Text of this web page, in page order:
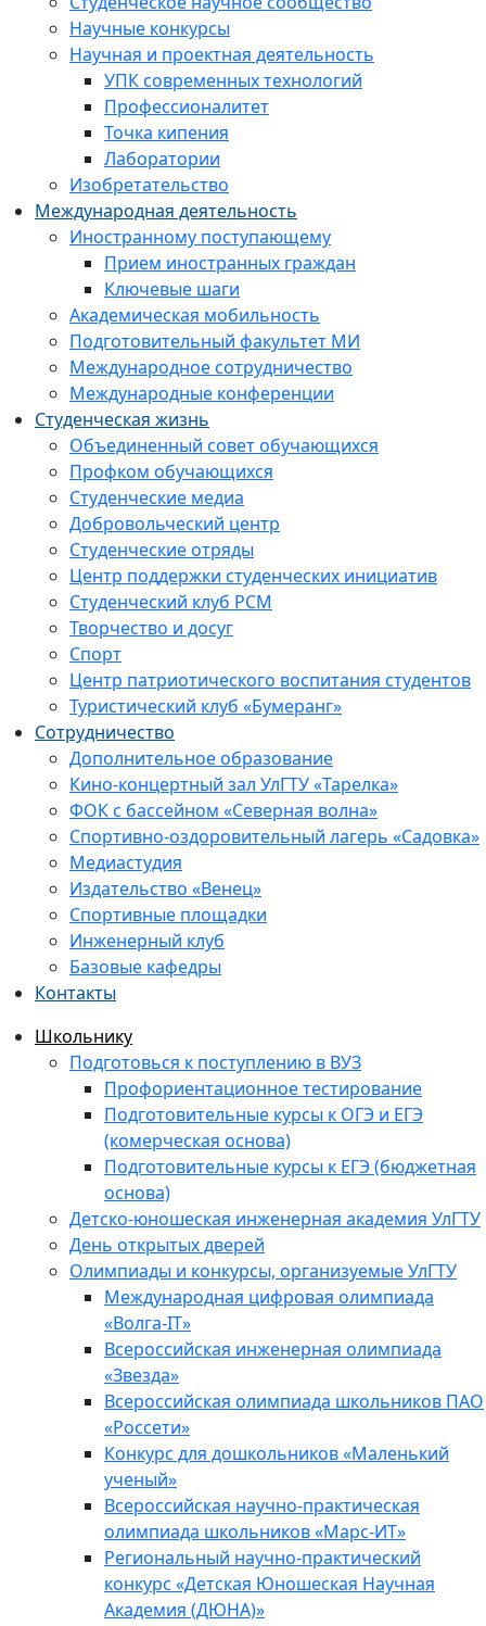
Научные конкурсы
Научная и проектная деятельность
УПК современных технологий
Профессионалитет
Точка кипения
Лаборатории
Изобретательство
Международная деятельность
Иностранному поступающему
Прием иностранных граждан
Ключевые шаги
Академическая мобильность
Подготовительный факультет МИ
Международное сотрудничество
Международные конференции
Студенческая жизнь
Объединенный совет обучающихся
Профком обучающихся
Студенческие медиа
Добровольческий центр
Студенческие отряды
Центр поддержки студенческих инициатив
Студенческий клуб РСМ
Творчество и досуг
Спорт
Центр патриотического воспитания студентов
Туристический клуб «Бумеранг»
Сотрудничество
Дополнительное образование
Кино-концертный зал УлГТУ «Тарелка»
ФОК с бассейном «Северная волна»
Спортивно-оздоровительный лагерь «Садовка»
Медиастудия
Издательство «Венец»
Спортивные площадки
Инженерный клуб
Базовые кафедры
Контакты
Школьнику
Подготовься к поступлению в ВУЗ
Профориентационное тестирование
Подготовительные курсы к ОГЭ и ЕГЭ
(комерческая основа)
Подготовительные курсы к ЕГЭ (бюджетная
основа)
Детско-юношеская инженерная академия УлГТУ
День открытых дверей
Олимпиады и конкурсы, организуемые УлГТУ
Международная цифровая олимпиада
«Волга-IT»
Всероссийская инженерная олимпиада
«Звезда»
Всероссийская олимпиада школьников ПАО
«Россети»
Конкурс для дошкольников «Маленький
ученый»
Всероссийская научно-практическая
олимпиада школьников «Марс-ИТ»
Региональный научно-практический
конкурс «Детская Юношеская Научная
Академия (ДЮНА)»